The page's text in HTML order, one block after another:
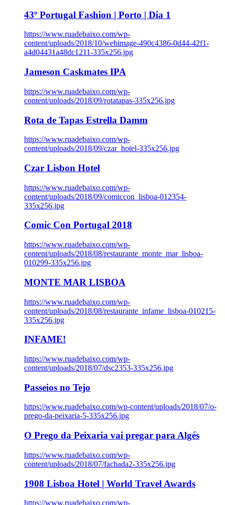
43º Portugal Fashion | Porto | Dia 1
https://www.ruadebaixo.com/wp-
content/uploads/2018/10/webimage-490c4386-0d44-42f1-
a4d04431a48dc1211-335x256.jpg
Jameson Caskmates IPA
https://www.ruadebaixo.com/wp-
content/uploads/2018/09/rotatapas-335x256.jpg
Rota de Tapas Estrella Damm
https://www.ruadebaixo.com/wp-
content/uploads/2018/09/czar_hotel-335x256.jpg
Czar Lisbon Hotel
https://www.ruadebaixo.com/wp-
content/uploads/2018/09/comiccon_lisboa-012354-
335x256.jpg
Comic Con Portugal 2018
https://www.ruadebaixo.com/wp-
content/uploads/2018/08/restaurante_monte_mar_lisboa-
010299-335x256.jpg
MONTE MAR LISBOA
https://www.ruadebaixo.com/wp-
content/uploads/2018/08/restaurante_infame_lisboa-010215-
335x256.jpg
INFAME!
https://www.ruadebaixo.com/wp-
content/uploads/2018/07/dsc2353-335x256.jpg
Passeios no Tejo
https://www.ruadebaixo.com/wp-content/uploads/2018/07/o-
prego-da-peixaria-5-335x256.jpg
O Prego da Peixaria vai pregar para Algés
https://www.ruadebaixo.com/wp-
content/uploads/2018/07/fachada2-335x256.jpg
1908 Lisboa Hotel | World Travel Awards
https://www.ruadebaixo.com/wp-